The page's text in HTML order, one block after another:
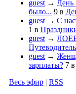
guest → День
было... 9 в
guest → С
1 в
guest →
guest →
зарплаты? 7 в
Весь эфир | RSS